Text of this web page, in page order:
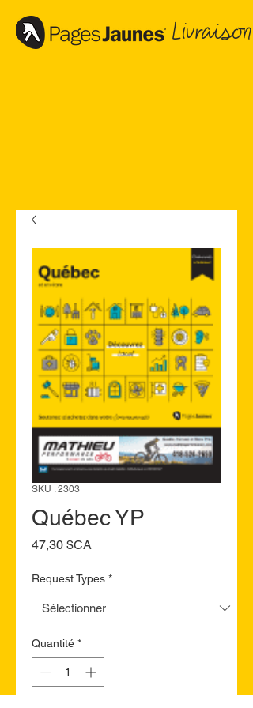
Livraison
SKU : 2303
Québec YP
47,30 $CA
Request Types *
Quantité *